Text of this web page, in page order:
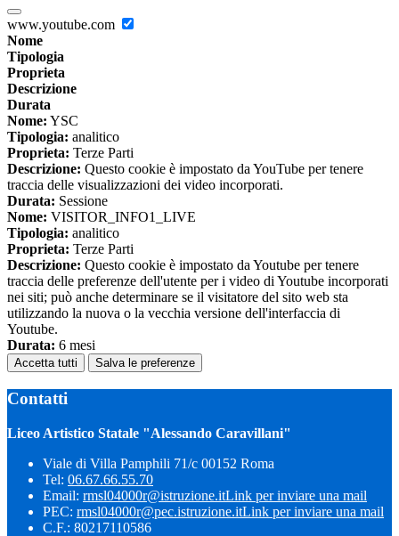
www.youtube.com
Nome
Tipologia
Proprieta
Descrizione
Durata
Nome: YSC
Tipologia: analitico
Proprieta: Terze Parti
Descrizione: Questo cookie è impostato da YouTube per tenere
traccia delle visualizzazioni dei video incorporati.
Durata: Sessione
Nome: VISITOR_INFO1_LIVE
Tipologia: analitico
Proprieta: Terze Parti
Descrizione: Questo cookie è impostato da Youtube per tenere
traccia delle preferenze dell'utente per i video di Youtube incorporati
nei siti; può anche determinare se il visitatore del sito web sta
utilizzando la nuova o la vecchia versione dell'interfaccia di
Youtube.
Durata: 6 mesi
Accetta tutti Salva le preferenze
Contatti
Liceo Artistico Statale "Alessando Caravillani"
Viale di Villa Pamphili 71/c 00152 Roma
Tel: 06.67.66.55.70
Email: rmsl04000r@istruzione.itLink per inviare una mail
PEC: rmsl04000r@pec.istruzione.itLink per inviare una mail
C.F.: 80217110586